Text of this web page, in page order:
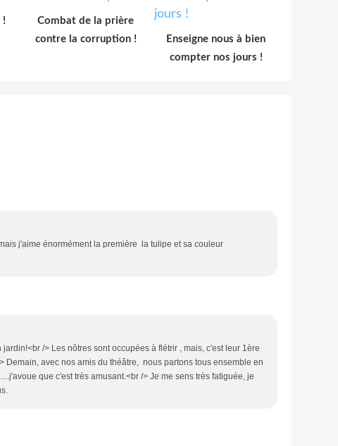
!
Combat de la prière
contre la corruption !
Enseigne nous à bien
compter nos jours !
j'aime énormément la première la tulipe et sa couleur
/> Les nôtres sont occupées à flétrir , mais, c'est leur 1ère
Demain, avec nos amis du théâtre, nous partons tous ensemble en
que c'est très amusant.<br /> Je me sens très fatiguée, je